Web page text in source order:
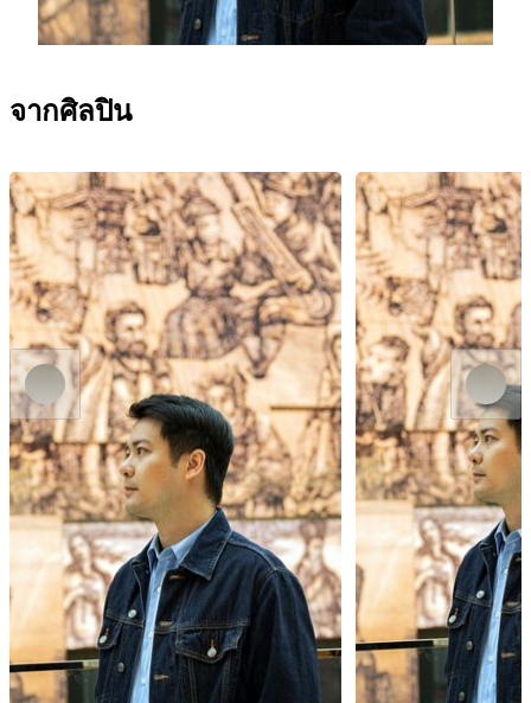
Bar Patuá, MGM COTAI
จากศิลปิน
MGM COTAI
Digital Art at The Spectacle - Giraffe
meets Qilin
MGM COTAI
Paradīsus – 1557
Eric Fok (เอริค ฟก)